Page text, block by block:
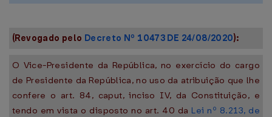
(Revogado pelo Decreto Nº 10473 DE 24/08/2020):
O Vice-Presidente da República, no exercício do cargo
de Presidente da República, no uso da atribuição que lhe
confere o art. 84, caput, inciso IV, da Constituição, e
tendo em vista o disposto no art. 40 da Lei nº 8.213, de